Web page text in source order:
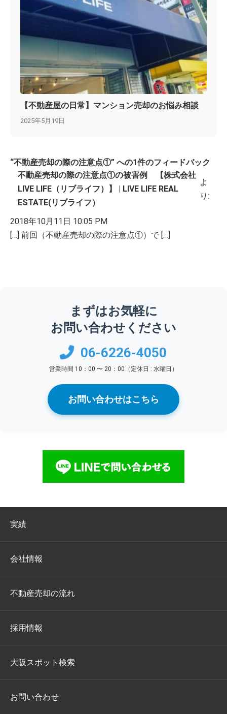
【不動産屋の日常】マンション売却のお悩み相談
2025年5月19日
“不動産売却の際の注意点①” への1件のフィードバック
不動産売却の際の注意点①の被害例 【株式会社
LIVE LIFE（リブライフ）】 | LIVE LIFE REAL
ESTATE(リブライフ）
よ
り:
2018年10月11日 10:05 PM
[…] 前回（不動産売却の際の注意点①）で […]
まずはお気軽に
お問い合わせください
06-6226-4050
営業時間 10：00 〜 20：00（定休日 : 水曜日）
お問い合わせはこちら
実績
会社情報
不動産売却の流れ
採用情報
大阪スポット検索
お問い合わせ